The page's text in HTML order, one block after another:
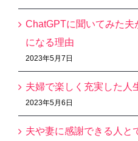
ChatGPTに聞いてみた夫
になる理由
2023年5月7日
夫婦で楽しく充実した人
2023年5月6日
夫や妻に感謝できる人と